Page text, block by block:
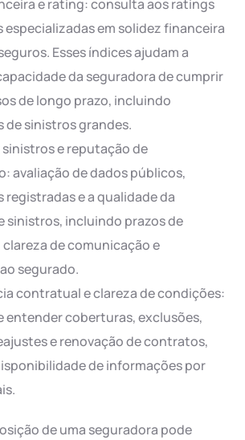
e rating: consulta aos ratings
especializadas em solidez financeira
Esses índices ajudam a
da seguradora de cumprir
de longo prazo, incluindo
de sinistros grandes.
e reputação de
avaliação de dados públicos,
registradas e a qualidade da
sinistros, incluindo prazos de
de comunicação e
segurado.
contratual e clareza de condições:
entender coberturas, exclusões,
e renovação de contratos,
de informações por
de uma seguradora pode